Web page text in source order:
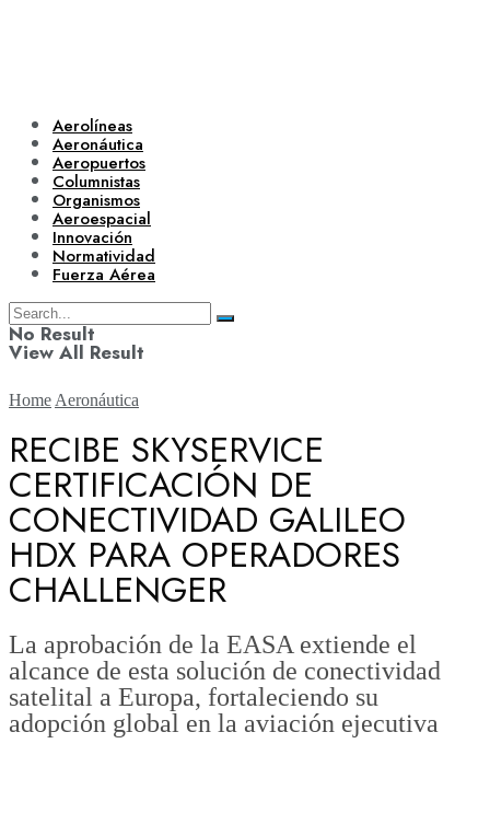
Aerolíneas
Aeronáutica
Aeropuertos
Columnistas
Organismos
Aeroespacial
Innovación
Normatividad
Fuerza Aérea
No Result
View All Result
Aerolíneas
Aeronáutica
Aeropuertos
Columnistas
Home Aeronáutica
RECIBE SKYSERVICE
CERTIFICACIÓN DE
CONECTIVIDAD GALILEO
HDX PARA OPERADORES
CHALLENGER
La aprobación de la EASA extiende el
alcance de esta solución de conectividad
satelital a Europa, fortaleciendo su
adopción global en la aviación ejecutiva